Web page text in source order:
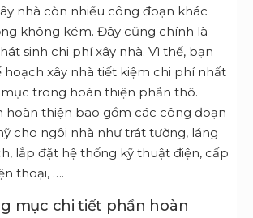
nhà còn nhiều công đoạn khác
không kém. Đây cũng chính là
sinh chi phí xây nhà. Vì thế, bạn
hoạch xây nhà tiết kiệm chi phí nhất
trong hoàn thiện phần thô.
hoàn thiện bao gồm các công đoạn
cho ngôi nhà như trát tường, láng
lắp đặt hệ thống kỹ thuật điện, cấp
thoại, ….
mục chi tiết phần hoàn